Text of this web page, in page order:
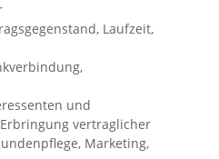
Laufzeit,
und
vertraglicher
Marketing,